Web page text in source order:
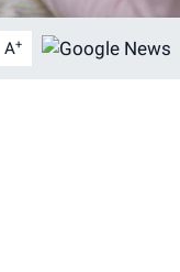
A+